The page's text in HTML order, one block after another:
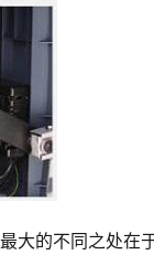
大的不同之处在